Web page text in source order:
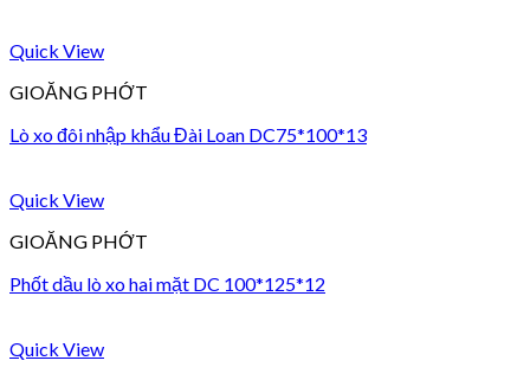
Quick View
GIOĂNG PHỚT
Lò xo đôi nhập khẩu Đài Loan DC75*100*13
Quick View
GIOĂNG PHỚT
Phốt dầu lò xo hai mặt DC 100*125*12
Quick View